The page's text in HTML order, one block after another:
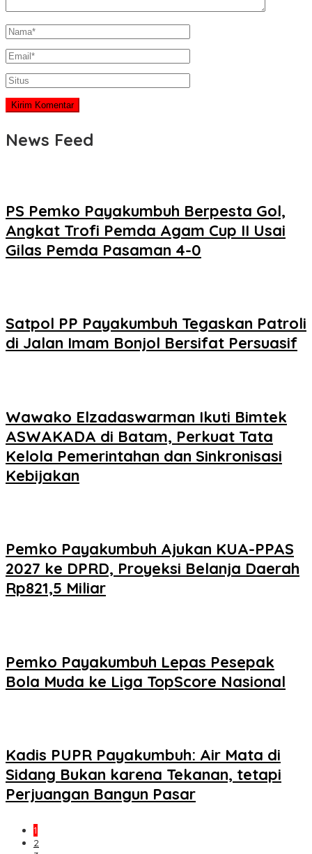
News Feed
PS Pemko Payakumbuh Berpesta Gol,
Angkat Trofi Pemda Agam Cup II Usai
Gilas Pemda Pasaman 4-0
Satpol PP Payakumbuh Tegaskan Patroli
di Jalan Imam Bonjol Bersifat Persuasif
Wawako Elzadaswarman Ikuti Bimtek
ASWAKADA di Batam, Perkuat Tata
Kelola Pemerintahan dan Sinkronisasi
Kebijakan
Pemko Payakumbuh Ajukan KUA-PPAS
2027 ke DPRD, Proyeksi Belanja Daerah
Rp821,5 Miliar
Pemko Payakumbuh Lepas Pesepak
Bola Muda ke Liga TopScore Nasional
Kadis PUPR Payakumbuh: Air Mata di
Sidang Bukan karena Tekanan, tetapi
Perjuangan Bangun Pasar
1
2